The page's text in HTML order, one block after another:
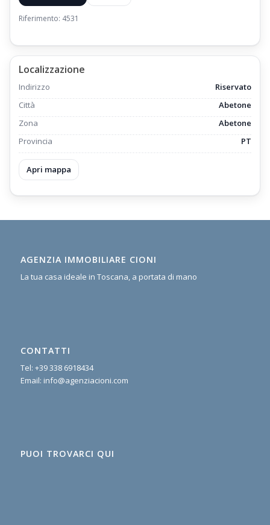
Riferimento: 4531
Localizzazione
Indirizzo
Riservato
Città
Abetone
Zona
Abetone
Provincia
PT
Apri mappa
AGENZIA IMMOBILIARE CIONI
La tua casa ideale in Toscana, a portata di mano
CONTATTI
Tel: +39 338 6918434
Email: info@agenziacioni.com
PUOI TROVARCI QUI